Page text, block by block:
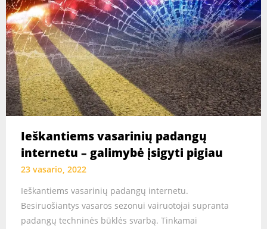
Ieškantiems vasarinių padangų
internetu – galimybė įsigyti pigiau
23 vasario, 2022
Ieškantiems vasarinių padangų internetu.
Besiruošiantys vasaros sezonui vairuotojai supranta
padangų techninės būklės svarbą. Tinkamai